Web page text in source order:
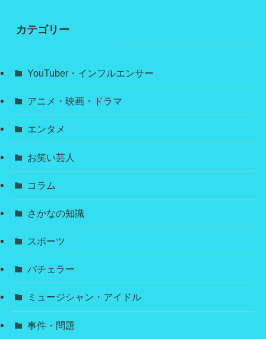
カテゴリー
YouTuber・インフルエンサー
アニメ・映画・ドラマ
エンタメ
お笑い芸人
コラム
さかなの知識
スポーツ
バチェラー
ミュージシャン・アイドル
事件・問題